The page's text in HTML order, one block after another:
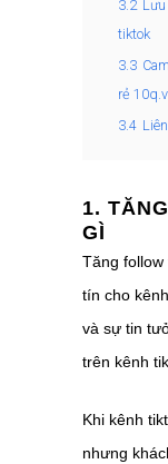
3.2
tiktok
3.3
rẻ
3.4
1.
GÌ
Tăng
tín cho
và sự tin
trên kênh
Khi kênh
nhưng